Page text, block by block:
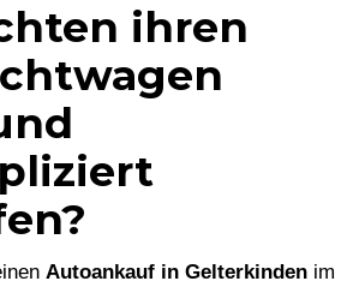
ihren
Autoankauf in Gelterkinden im